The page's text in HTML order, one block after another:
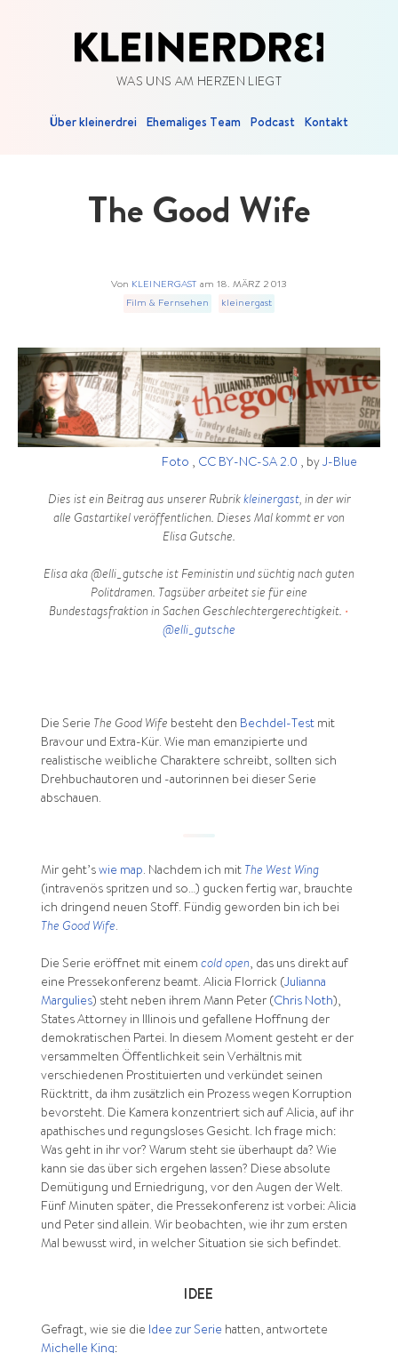
WAS UNS AM HERZEN LIEGT
Über kleinerdrei Ehemaliges Team Podcast Kontakt
The Good Wife
Von KLEINERGAST am 18. MÄRZ 2013
Film & Fernsehen
kleinergast
Foto , CC BY-NC-SA 2.0 , byJ-Blue
Dies ist ein Beitrag aus unserer Rubrik kleinergast, in der wir
alle Gastartikel veröffentlichen. Dieses Mal kommt er von
Elisa Gutsche.
Elisa aka @elli_gutsche ist Feministin und süchtig nach guten
Politdramen. Tagsüber arbeitet sie für eine
Bundestagsfraktion in Sachen Geschlechtergerechtigkeit. •
@elli_gutsche
Die Serie The Good Wife besteht den Bechdel-Testmit
Bravour und Extra-Kür. Wie man emanzipierte und
realistische weibliche Charaktere schreibt, sollten sich
Drehbuchautoren und -autorinnen bei dieser Serie
abschauen.
Mir geht’s wie map. Nachdem ich mit The West Wing
(intravenös spritzen und so…) gucken fertig war, brauchte
ich dringend neuen Stoff. Fündig geworden bin ich bei
The Good Wife.
Die Serie eröffnet mit einem cold open, das uns direkt auf
eine Pressekonferenz beamt. Alicia Florrick (Julianna
Margulies) steht neben ihrem Mann Peter (Chris Noth),
States Attorney in Illinois und gefallene Hoffnung der
demokratischen Partei. In diesem Moment gesteht er der
versammelten Öffentlichkeit sein Verhältnis mit
verschiedenen Prostituierten und verkündet seinen
Rücktritt, da ihm zusätzlich ein Prozess wegen Korruption
bevorsteht. Die Kamera konzentriert sich auf Alicia, auf ihr
apathisches und regungsloses Gesicht. Ich frage mich:
Was geht in ihr vor? Warum steht sie überhaupt da? Wie
kann sie das über sich ergehen lassen? Diese absolute
Demütigung und Erniedrigung, vor den Augen der Welt.
Fünf Minuten später, die Pressekonferenz ist vorbei: Alicia
und Peter sind allein. Wir beobachten, wie ihr zum ersten
Mal bewusst wird, in welcher Situation sie sich befindet.
IDEE
Gefragt, wie sie die Idee zur Serie hatten, antwortete
Michelle King: